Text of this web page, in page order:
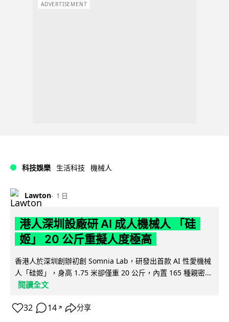
ADVERTISEMENT
科技娛樂 生活科技 機械人
Lawton 1 日
港人深圳設廠研 AI 成人機械人 「硅
姬」 20 公斤重擬人度極高
香港人於深圳創辦初創 Somnia Lab，研發出首款 AI 性愛機械
人「硅姬」，身高 1.75 米卻僅重 20 公斤，內置 165 種親密...
閱讀全文
32 14 ↗ 分享